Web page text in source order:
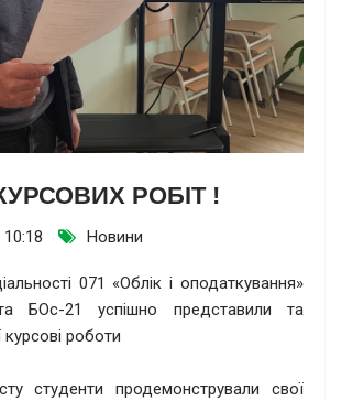
РОБІТ !
Новини
071 «Облік і оподаткування»
БОс-21 успішно представили та
курсові роботи
студенти продемонстрували свої